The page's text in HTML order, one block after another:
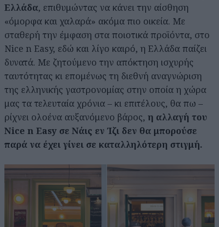
Ελλάδα, επιθυμώντας να κάνει την αίσθηση
«όμορφα και χαλαρά» ακόμα πιο οικεία. Με
σταθερή την έμφαση στα ποιοτικά προϊόντα, στο
Nice n Easy, εδώ και λίγο καιρό, η Ελλάδα παίζει
δυνατά. Με ζητούμενο την απόκτηση ισχυρής
ταυτότητας κι επομένως τη διεθνή αναγνώριση
της ελληνικής γαστρονομίας στην οποία η χώρα
μας τα τελευταία χρόνια – κι επιτέλους, θα πω –
ρίχνει ολοένα αυξανόμενο βάρος, η αλλαγή του
Nice n Easy σε Νάις εν Ίζι δεν θα μπορούσε
παρά να έχει γίνει σε καταλληλότερη στιγμή.